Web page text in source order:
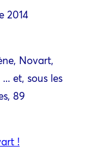
2014
Novart,
et, sous les
89
!